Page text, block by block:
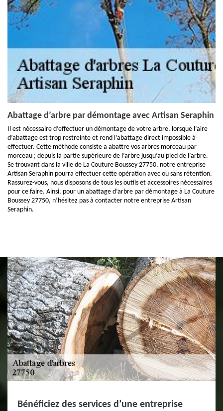
Abattage d’arbre par démontage avec Artisan Seraphin
Il est nécessaire d’effectuer un démontage de votre arbre, lorsque l’aire
d’abattage est trop restreinte et rend l’abattage direct impossible à
effectuer. Cette méthode consiste a abattre vos arbres morceau par
morceau ; depuis la partie supérieure de l’arbre jusqu’au pied de l’arbre.
Se trouvant dans la ville de La Couture Boussey 27750, notre entreprise
Artisan Seraphin pourra effectuer cette opération avec ou sans rétention.
Rassurez-vous, nous disposons de tous les outils et accessoires nécessaires
pour ce faire. Ainsi, pour un abattage d’arbre par démontage à La Couture
Boussey 27750, n’hésitez pas à contacter notre entreprise Artisan
Seraphin.
Bénéficiez des services d’une entreprise